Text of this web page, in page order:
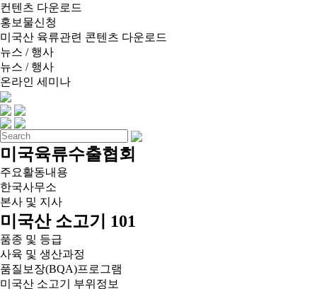
컨텐츠 다운로드
홍보물신청
미국산 육류관련 콘텐츠 다운로드
뉴스 / 행사
뉴스 / 행사
온라인 세미나
미국육류수출협회
주요활동내용
한국사무소
본사 및 지사
미국산 소고기 101
품종 및 등급
사육 및 생산과정
품질보장(BQA)프로그램
미국산 소고기 부위정보